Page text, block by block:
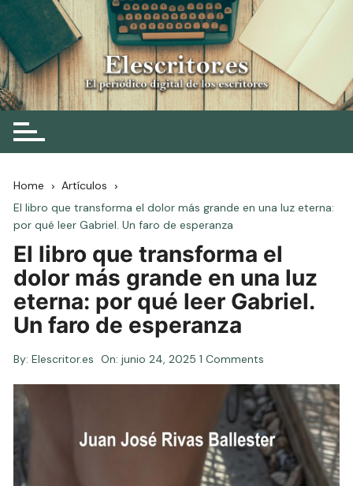
Skip
to
content
Elescritor.es
El periódico digital de los escritores
Home
Artículos
El libro que transforma el dolor más grande en una luz eterna:
por qué leer Gabriel. Un faro de esperanza
El libro que transforma el
dolor más grande en una luz
eterna: por qué leer Gabriel.
Un faro de esperanza
By: Elescritor.es On:junio 24, 2025 1 Comments